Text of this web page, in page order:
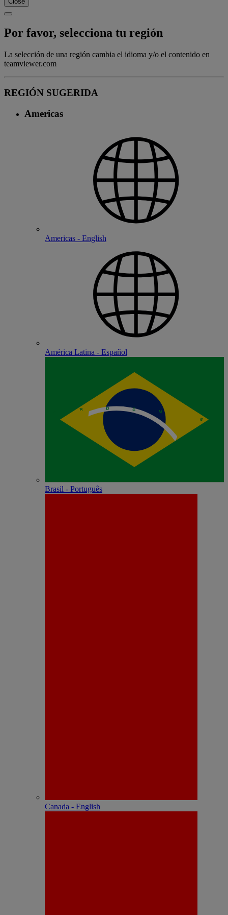
Por favor, selecciona tu región
La selección de una región cambia el idioma y/o el contenido en
teamviewer.com
REGIÓN SUGERIDA
Americas
Americas - English
América Latina - Español
Brasil - Português
Canada - English